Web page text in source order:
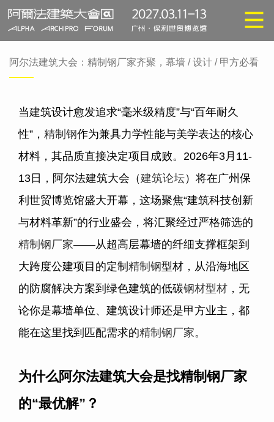
阿尔法建筑大会：精制钢厂家齐聚，幕墙 / 设计 / 甲方必看
当建筑设计愈发追求“毫米级精度”与“百年耐久
性”， 精制钢作为兼具力学性能与美学表达的核心
材料，其品质直接决定项目成败。2026年3月11-
13日，阿尔法建筑大会（建筑论坛）将在广州保
利世贸博览馆盛大开幕，这场聚焦“建筑科技创新
与材料革新”的行业盛会，将汇聚经过严格筛选的
精制钢厂家——从超高层幕墙的纤细支撑框架到
大跨度公建项目的定制 精制钢型材，从沿海地区
的防腐解决方案到绿色建筑的低碳钢材型材 ，无
论你是幕墙单位、建筑设计师还是甲方业主，都
能在这里找到匹配需求的精制钢厂家。
为什么阿尔法建筑大会是找精制钢厂家
的“最优解”？